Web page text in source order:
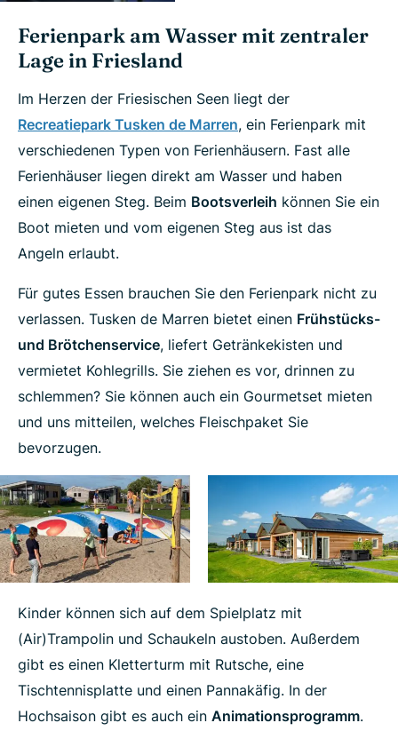
Ferienpark am Wasser mit zentraler
Lage in Friesland
Im Herzen der Friesischen Seen liegt der
Recreatiepark Tusken de Marren, ein Ferienpark mit
verschiedenen Typen von Ferienhäusern. Fast alle
Ferienhäuser liegen direkt am Wasser und haben
einen eigenen Steg. Beim Bootsverleih können Sie ein
Boot mieten und vom eigenen Steg aus ist das
Angeln erlaubt.
Für gutes Essen brauchen Sie den Ferienpark nicht zu
verlassen. Tusken de Marren bietet einen Frühstücks-
und Brötchenservice, liefert Getränkekisten und
vermietet Kohlegrills. Sie ziehen es vor, drinnen zu
schlemmen? Sie können auch ein Gourmetset mieten
und uns mitteilen, welches Fleischpaket Sie
bevorzugen.
Kinder können sich auf dem Spielplatz mit
(Air)Trampolin und Schaukeln austoben. Außerdem
gibt es einen Kletterturm mit Rutsche, eine
Tischtennisplatte und einen Pannakäfig. In der
Hochsaison gibt es auch ein Animationsprogramm.